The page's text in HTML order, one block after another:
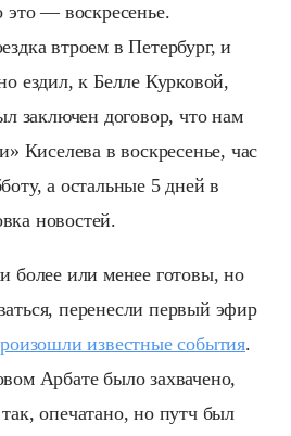
это — воскресенье.
втроем в Петербург, и
ездил, к Белле Курковой,
заключен договор, что нам
Киселева в воскресенье, час
а остальные 5 дней в
новостей.
более или менее готовы, но
перенесли первый эфир
известные события.
Арбате было захвачено,
опечатано, но путч был